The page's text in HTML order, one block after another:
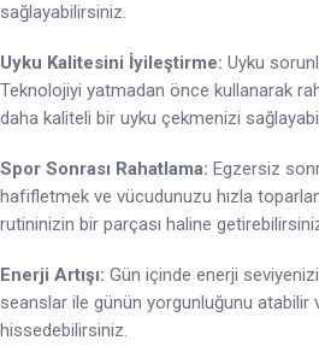
sağlayabilirsiniz.
Uyku Kalitesini İyileştirme: Uyku
Teknolojiyi yatmadan önce kullanarak
daha kaliteli bir uyku çekmenizi
Spor Sonrası Rahatlama: Egzersiz
hafifletmek ve vücudunuzu hızla
rutininizin bir parçası haline
Enerji Artışı: Gün içinde enerji
seanslar ile günün yorgunluğunu atabilir
hissedebilirsiniz.